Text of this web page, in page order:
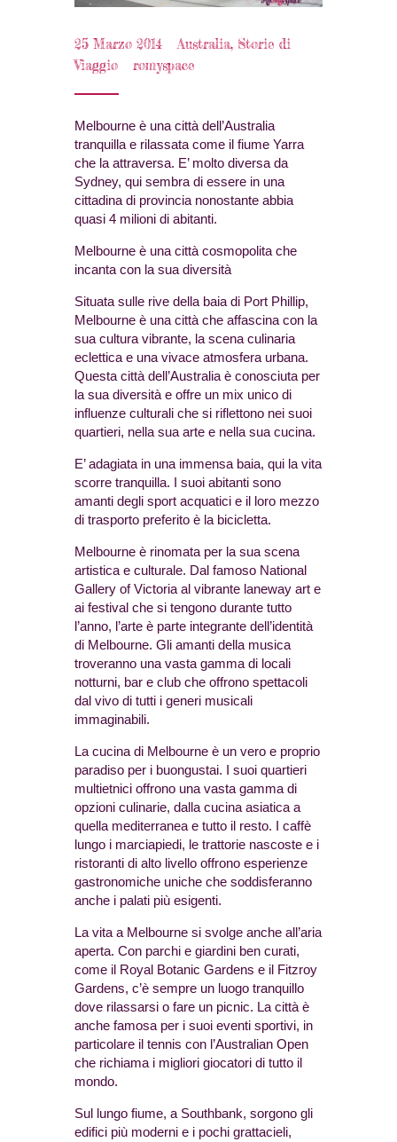
25 Marzo 2014 Australia, Storie di
Viaggio
romyspace
Melbourne è una città dell’Australia
tranquilla e rilassata come il fiume Yarra
che la attraversa. E’ molto diversa da
Sydney, qui sembra di essere in una
cittadina di provincia nonostante abbia
quasi 4 milioni di abitanti.
Melbourne è una città cosmopolita che
incanta con la sua diversità
Situata sulle rive della baia di Port Phillip,
Melbourne è una città che affascina con la
sua cultura vibrante, la scena culinaria
eclettica e una vivace atmosfera urbana.
Questa città dell’Australia è conosciuta per
la sua diversità e offre un mix unico di
influenze culturali che si riflettono nei suoi
quartieri, nella sua arte e nella sua cucina.
E’ adagiata in una immensa baia, qui la vita
scorre tranquilla. I suoi abitanti sono
amanti degli sport acquatici e il loro mezzo
di trasporto preferito è la bicicletta.
Melbourne è rinomata per la sua scena
artistica e culturale. Dal famoso National
Gallery of Victoria al vibrante laneway art e
ai festival che si tengono durante tutto
l’anno, l’arte è parte integrante dell’identità
di Melbourne. Gli amanti della musica
troveranno una vasta gamma di locali
notturni, bar e club che offrono spettacoli
dal vivo di tutti i generi musicali
immaginabili.
La cucina di Melbourne è un vero e proprio
paradiso per i buongustai. I suoi quartieri
multietnici offrono una vasta gamma di
opzioni culinarie, dalla cucina asiatica a
quella mediterranea e tutto il resto. I caffè
lungo i marciapiedi, le trattorie nascoste e i
ristoranti di alto livello offrono esperienze
gastronomiche uniche che soddisferanno
anche i palati più esigenti.
La vita a Melbourne si svolge anche all’aria
aperta. Con parchi e giardini ben curati,
come il Royal Botanic Gardens e il Fitzroy
Gardens, c’è sempre un luogo tranquillo
dove rilassarsi o fare un picnic. La città è
anche famosa per i suoi eventi sportivi, in
particolare il tennis con l’Australian Open
che richiama i migliori giocatori di tutto il
mondo.
Sul lungo fiume, a Southbank, sorgono gli
edifici più moderni e i pochi grattacieli,